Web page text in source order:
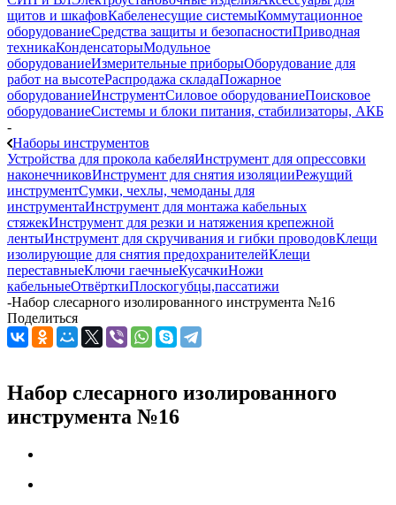
щитов и шкафовКабеленесущие системыКоммутационное
оборудованиеСредства защиты и безопасностиПриводная
техникаКонденсаторыМодульное
оборудованиеИзмерительные приборыОборудование для
работ на высотеРаспродажа складаПожарное
оборудованиеИнструментСиловое оборудованиеПоисковое
оборудованиеСистемы и блоки питания, стабилизаторы, АКБ
-
Наборы инструментов
Устройства для прокола кабеляИнструмент для опрессовки
наконечниковИнструмент для снятия изоляцииРежущий
инструментСумки, чехлы, чемоданы для
инструментаИнструмент для монтажа кабельных
стяжекИнструмент для резки и натяжения крепежной
лентыИнструмент для скручивания и гибки проводовКлещи
изолирующие для снятия предохранителейКлещи
переставныеКлючи гаечныеКусачкиНожи
кабельныеОтвёрткиПлоскогубцы,пассатижи
-Набор слесарного изолированного инструмента №16
Поделиться
Набор слесарного изолированного
инструмента №16